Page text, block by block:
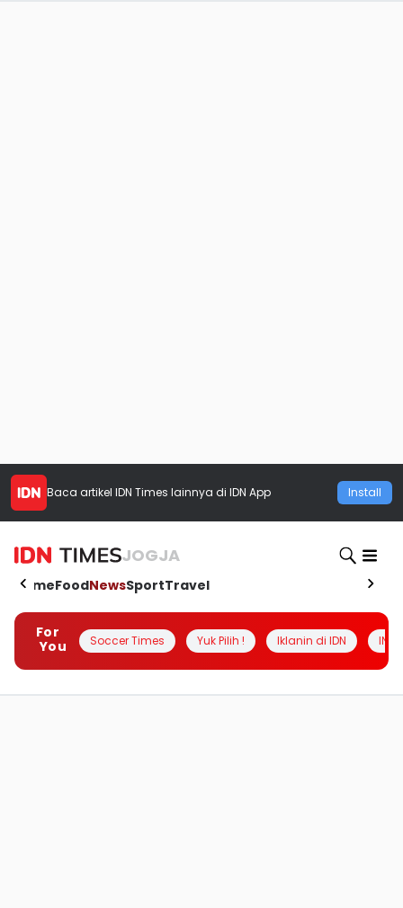
Baca artikel IDN Times lainnya di IDN App Install
JOGJA
HomeFoodNewsSportTravel
For
You
Soccer Times Yuk Pilih ! Iklanin di IDN